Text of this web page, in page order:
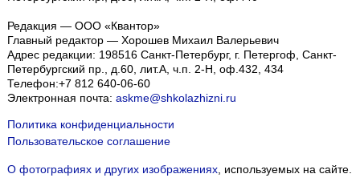
Редакция — ООО «Квантор»
Главный редактор — Хорошев Михаил Валерьевич
Адрес редакции: 198516 Санкт-Петербург, г. Петергоф Санкт-
Петербургский пр., д.60, лит.А, ч.п. 2-Н, оф.432, 434
Телефон:+7 812 640-06-60
Электронная почта: askme@shkolazhizni.ru
Политика конфиденциальности
Пользовательское соглашение
О фотографиях и других изображениях, используемых на сайте.